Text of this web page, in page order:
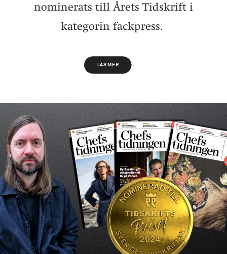
nominerats till Årets Tidskrift i
kategorin fackpress.
LÄS MER